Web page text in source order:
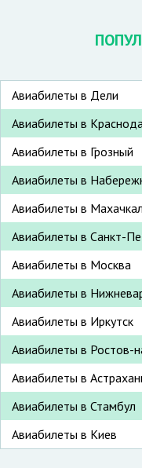
Авиабилеты в Дели
Авиабилеты в
Авиабилеты в Грозный
Авиабилеты в
Авиабилеты в
Авиабилеты в Санкт-
Авиабилеты в Москва
Авиабилеты в
Авиабилеты в Иркутск
Авиабилеты в Ростов-
Авиабилеты в
Авиабилеты в Стамбул
Авиабилеты в Киев